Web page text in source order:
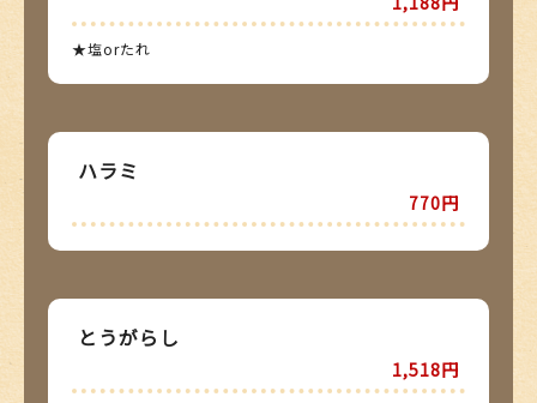
★塩orたれ
ハラミ
770円
とうがらし
1,518円